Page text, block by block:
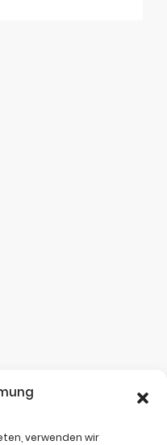
verwenden wir